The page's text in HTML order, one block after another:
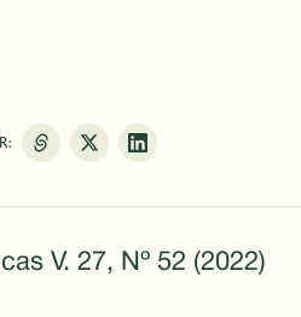
V. 27, Nº 52 (2022)